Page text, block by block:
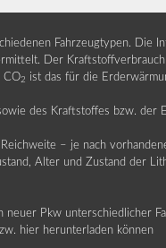
Fahrzeugtypen. Die
Der
CO2 ist das für die
des Kraftstoffes bzw. der
– je nach
Alter und Zustand der
neuer Pkw unterschiedlicher
hier herunterladen können